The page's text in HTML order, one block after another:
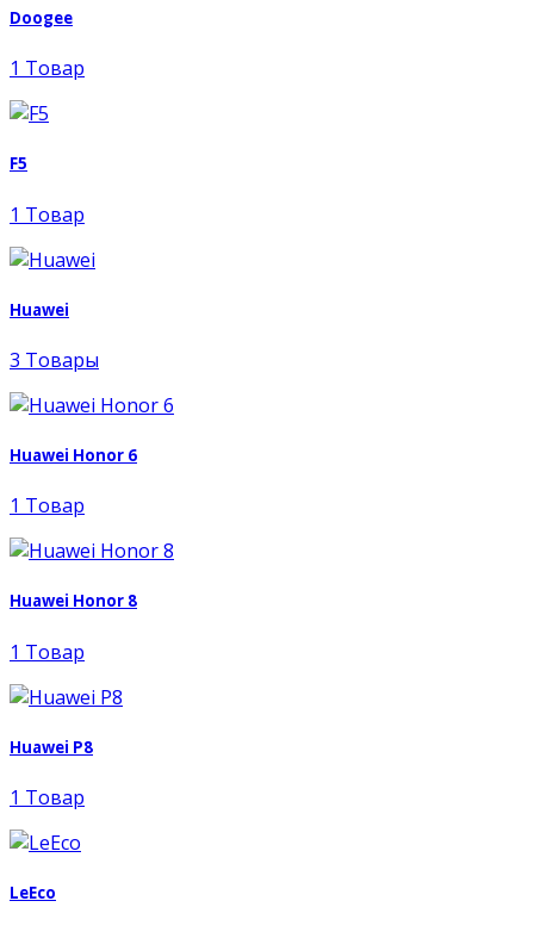
Doogee
1 Товар
F5
1 Товар
Huawei
3 Товары
Huawei Honor 6
1 Товар
Huawei Honor 8
1 Товар
Huawei P8
1 Товар
LeEco